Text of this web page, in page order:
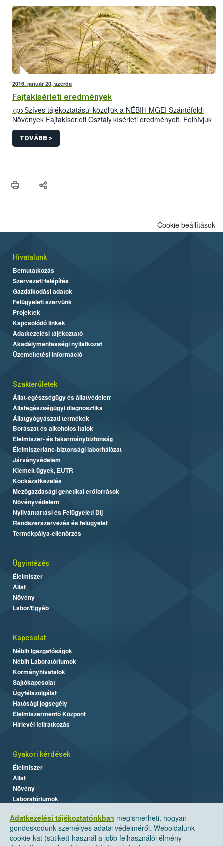
2016. január 20, szerda
Fajtakísérleti eredmények
<p>Szíves tájékoztatásul közöljük a NÉBIH MGEI Szántóföldi
Növények Fajtakísérleti Osztály kísérleti eredményeit. Felhívjuk
figyelmüket, hogy az itt megjelentetett adatok szakmai
tartalmáért csak&nbsp; az általunk közzétett formában vállaljuk
a felelősséget. A&nbsp; NÉBIHMGEI nem vállal
TOVÁBB >
Adatkezelési tájékoztatónkban megismerheti, hogyan
gondoskodunk személyes adatai védelméről. Weboldalunk
cookie-kat (sütiket) használ a jobb felhasználói élmény
Cookie beállítások
Hivatalunk
Bemutatkozás
Szervezeti felépítés
Gazdálkodási adatok
Felügyeleti szervünk
Projektek
Kapcsolódó linkek
Adatkezelési tájékoztató
Akadálymentességi nyilatkozat
Üzemeltetési információ
Szakterületek
Állat-egészségügy és állatvédelem
Állategészségügyi diagnosztika
Állatgyógyászati termékek
Borászat és alkoholos italok
Élelmiszer- és takarmánybiztonság
Élelmiszerlánc-biztonsági laborhálózat
Járványvédelem
Kiemelt ügyek, EUTR
Kockázatkezelés
Mezőgazdasági genetikai erőforrások
Növényvédelem
Nyilvántartási és Felügyeleti Díj
Rendszerszervezés és felügyelet
Termékpálya-ellenőrzés
Ügyintézés
Élelmiszer
Állat
Növény
Labor/Egyéb
Kapcsolat
Nébih Igazgatóságok
Nébih Laboratóriumok
Kormányhivatalok
Sajtókapcsolat
Ügyfélszolgálat
Hatósági jogsegély
Élelmiszermentő Központ
Hírlevél feliratkozás
Gyakori kérdések
Élelmiszer
Állat
Növény
Laboratóriumok